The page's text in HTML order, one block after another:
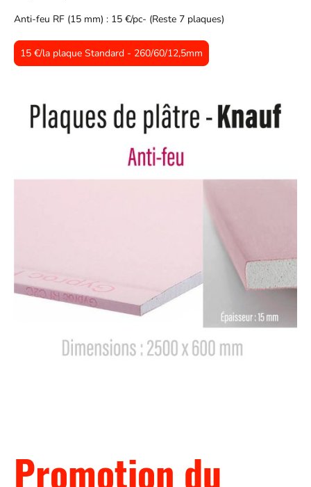
Anti-feu RF (15 mm) : 15 €/pc- (Reste 7 plaques)
15 €/la plaque Standard - 260/60/12,5mm
Promotion du